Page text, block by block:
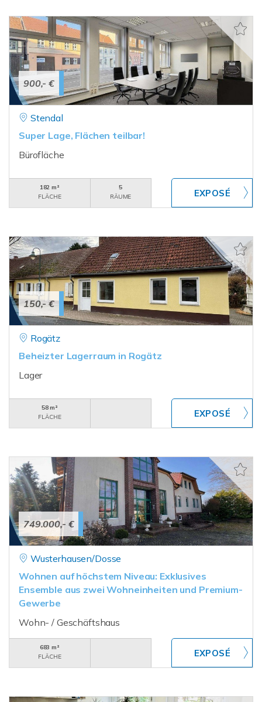
900,- €
Stendal
Super Lage, Flächen teilbar!
Bürofläche
182 m²
FLÄCHE
5
RÄUME
150,- €
Rogätz
Beheizter Lagerraum in Rogätz
Lager
58 m²
FLÄCHE
749.000,- €
Wusterhausen/Dosse
Wohnen auf höchstem Niveau: Exklusives
Ensemble aus zwei Wohneinheiten und Premium-
Gewerbe
Wohn- / Geschäftshaus
683 m²
FLÄCHE